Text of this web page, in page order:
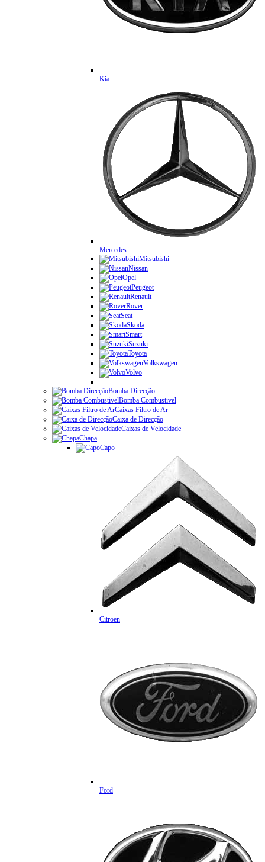
Kia
Mercedes
Mitsubishi
Nissan
Opel
Peugeot
Renault
Rover
Seat
Skoda
Smart
Suzuki
Toyota
Volkswagen
Volvo
Bomba Direcção
Bomba Combustivel
Caixas Filtro de Ar
Caixa de Direcção
Caixas de Velocidade
Chapa
Capo
Citroen
Ford